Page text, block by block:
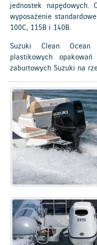
jednostek napędowych.
wyposażenie
100C, 115B i 140B.
Suzuki Clean
plastikowych
zaburtowych Suzuki na